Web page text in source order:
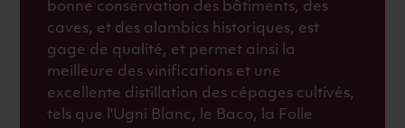
bonne conservation des bâtiments, des
caves, et des alambics historiques, est
gage de qualité, et permet ainsi la
meilleure des vinifications et une
excellente distillation des cépages cultivés,
tels que l'Ugni Blanc, le Baco, la Folle